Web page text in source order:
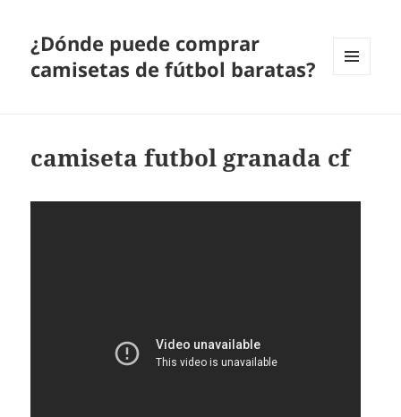
¿Dónde puede comprar
camisetas de fútbol baratas?
camiseta futbol granada cf